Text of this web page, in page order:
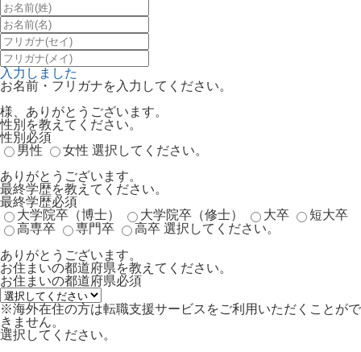
入力しました
お名前・フリガナを入力してください。
様、ありがとうございます。
性別を教えてください。
性別 必須
男性
女性 選択してください。
ありがとうございます。
最終学歴を教えてください。
最終学歴必須
大学院卒（博士）
大学院卒（修士） 大卒
短大卒
高専卒
専門卒 高卒 選択してください。
ありがとうございます。
お住まいの都道府県を教えてください。
お住まいの都道府県必須
※海外在住の方は転職支援サービスをご利用いただくことがで
きません。
選択してください。